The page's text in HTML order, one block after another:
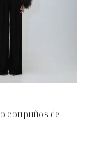
con puños de